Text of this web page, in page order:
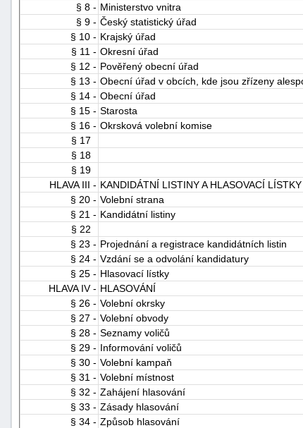
§ 8 - Ministerstvo vnitra
§ 9 - Český statistický úřad
§ 10 - Krajský úřad
§ 11 - Okresní úřad
§ 12 - Pověřený obecní úřad
§ 13 - Obecní úřad v obcích, kde jsou zřízeny
§ 14 - Obecní úřad
§ 15 - Starosta
§ 16 - Okrsková volební komise
§ 17
§ 18
§ 19
HLAVA III - KANDIDÁTNÍ LISTINY A HLASOVACÍ LÍSTKY
§ 20 - Volební strana
§ 21 - Kandidátní listiny
§ 22
§ 23 - Projednání a registrace kandidátních listin
§ 24 - Vzdání se a odvolání kandidatury
§ 25 - Hlasovací lístky
HLAVA IV - HLASOVÁNÍ
§ 26 - Volební okrsky
§ 27 - Volební obvody
§ 28 - Seznamy voličů
§ 29 - Informování voličů
§ 30 - Volební kampaň
§ 31 - Volební místnost
§ 32 - Zahájení hlasování
§ 33 - Zásady hlasování
§ 34 - Způsob hlasování